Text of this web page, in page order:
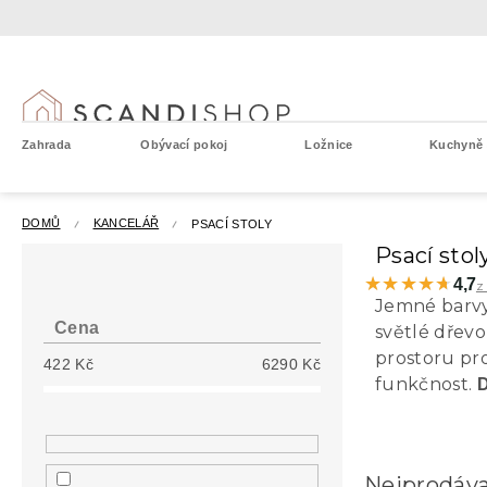
Zahrada Obývací pokoj Ložnice Kuchyně
DOMŮ KANCELÁŘ PSACÍ STOLY
Cena
422 Kč 6290 Kč
Psací
★★★★★
★★★★★4,7z
Jemné
světlé
prostoru
funkčnost.